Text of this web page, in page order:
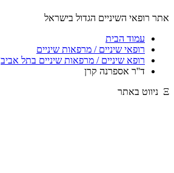
אתר רופאי השיניים הגדול בישראל
עמוד הבית
רופאי שיניים / מרפאות שיניים
רופא שיניים / מרפאות שיניים בתל אביב
ד''ר אספרנה קרן
Ξ ניווט באתר